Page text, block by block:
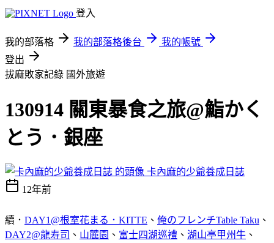
登入
我的部落格 我的部落格後台
我的帳號
登出
拔麻敗家記錄 國外旅遊
130914 關東暴食之旅@鮨かく
とう．銀座
卡內麻的少爺養成日誌
12年前
續． DAY1@根室花まる．KITTE 、 俺のフレンチTable Taku 、
DAY2@龍寿司 、 山麓園 、 富士四湖巡禮 、 湖山亭甲州牛 、